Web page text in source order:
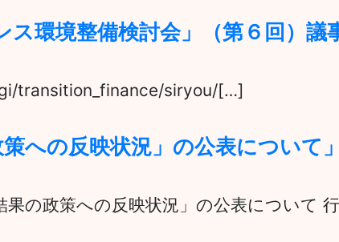
環境整備検討会」（第６回）議
transition_finance/siryou/[…]
への反映状況」の公表について
の政策への反映状況」の公表について